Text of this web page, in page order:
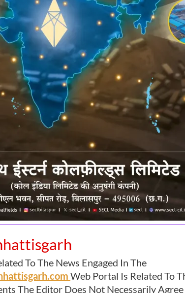
To The News Engaged In The
Web Portal Is Related To
The Editor Does Not Necessarily